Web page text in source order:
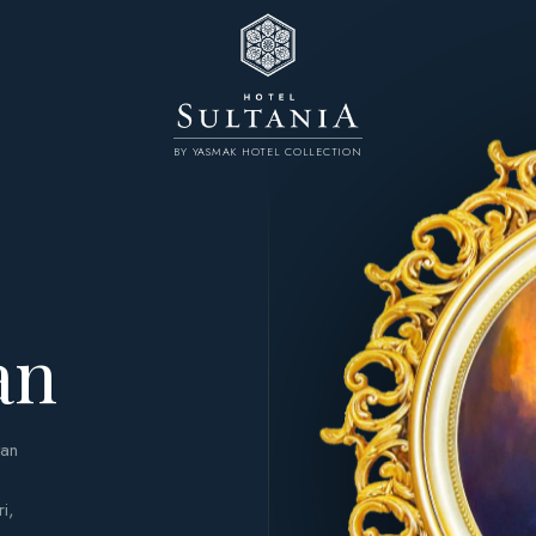
BY YASMAK HOTEL COLLECTION